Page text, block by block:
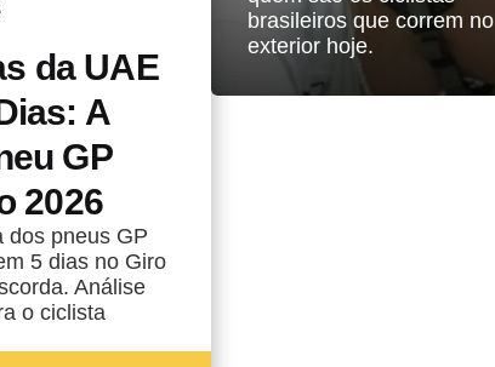
da UAE
A
GP
2026
dos pneus GP
5 dias no Giro
Análise
o ciclista
brasileiros que correm no
exterior hoje.